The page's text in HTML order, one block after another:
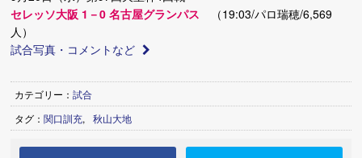
セレッソ大阪 1－0 名古屋グランパス （19:03/パロ瑞穂/6,569
人）
試合写真・コメントなど
カテゴリー：試合
タグ：関口訓充, 秋山大地